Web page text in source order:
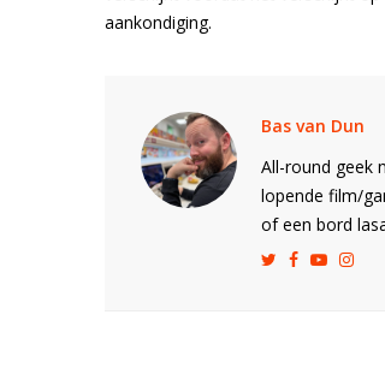
aankondiging.
Bas van Dun
All-round geek
lopende film/
of een bord